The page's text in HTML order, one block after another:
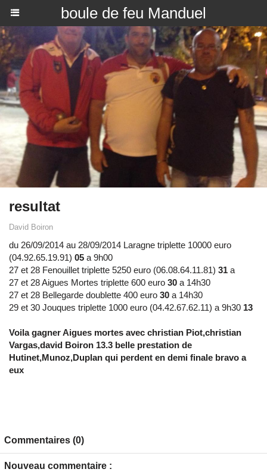
boule de feu Manduel
resultat
David Boiron
du 26/09/2014 au 28/09/2014 Laragne triplette 10000 euro
(04.92.65.19.91) 05 a 9h00
27 et 28 Fenouillet triplette 5250 euro (06.08.64.11.81) 31 a
27 et 28 Aigues Mortes triplette 600 euro 30 a 14h30
27 et 28 Bellegarde doublette 400 euro 30 a 14h30
29 et 30 Jouques triplette 1000 euro (04.42.67.62.11) a 9h30 13
Voila gagner Aigues mortes avec christian Piot,christian
Vargas,david Boiron 13.3 belle prestation de
Hutinet,Munoz,Duplan qui perdent en demi finale bravo a
eux
Commentaires (0)
Nouveau commentaire :